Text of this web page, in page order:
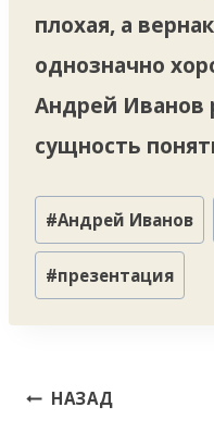
плохая, а
однозначно
Андрей Иванов
сущность
Метки
записи:
#Андрей Иванов
#презентация
Навигация
НАЗАД